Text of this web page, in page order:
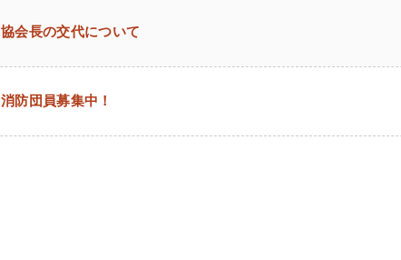
協会長の交代について
消防団員募集中！